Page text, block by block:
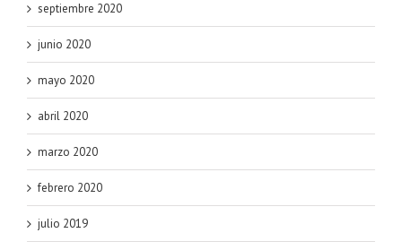
septiembre 2020
junio 2020
mayo 2020
abril 2020
marzo 2020
febrero 2020
julio 2019